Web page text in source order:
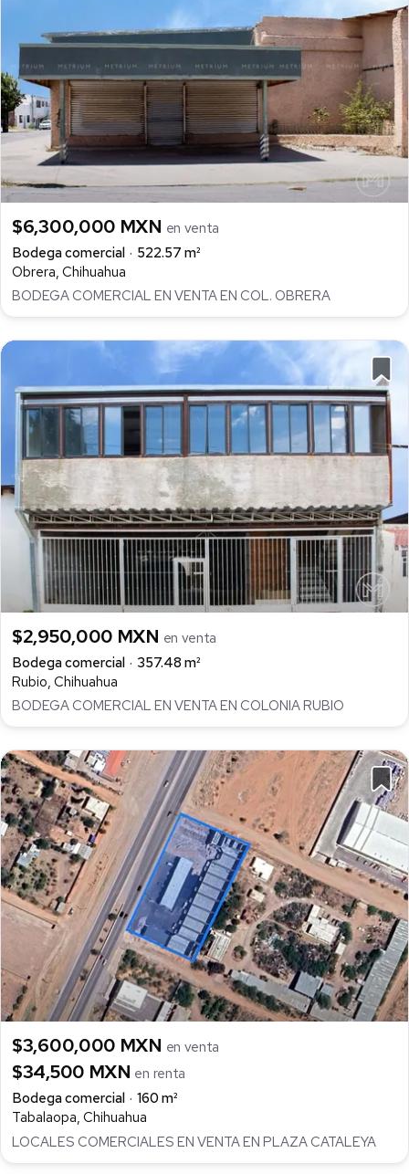
$6,300,000 MXN en venta
Bodega comercial
522.57 m²
Obrera, Chihuahua
BODEGA COMERCIAL EN VENTA EN COL. OBRERA
$2,950,000 MXN en venta
Bodega comercial
357.48 m²
Rubio, Chihuahua
BODEGA COMERCIAL EN VENTA EN COLONIA RUBIO
$3,600,000 MXN en venta
$34,500 MXN en renta
Bodega comercial
160 m²
Tabalaopa, Chihuahua
LOCALES COMERCIALES EN VENTA EN PLAZA CATALEYA